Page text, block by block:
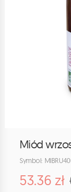
Miód
Symbol:
53.36 zł